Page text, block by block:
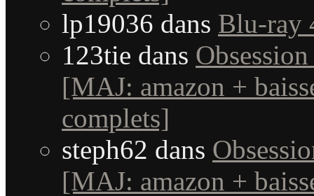
lp19036 dans Blu-ray
123tie dans
[MAJ: amazon +
complets]
steph62 dans
[MAJ: amazon +